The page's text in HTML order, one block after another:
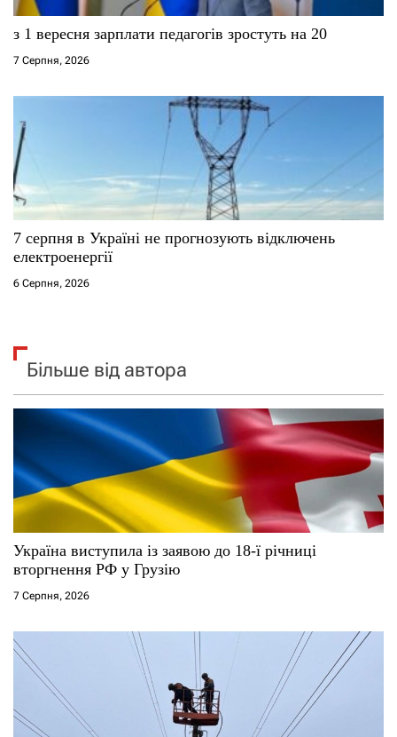
з 1 вересня зарплати педагогів зростуть на 20
7 Серпня, 2026
7 серпня в Україні не прогнозують відключень
електроенергії
6 Серпня, 2026
Більше від автора
Україна виступила із заявою до 18-ї річниці
вторгнення РФ у Грузію
7 Серпня, 2026